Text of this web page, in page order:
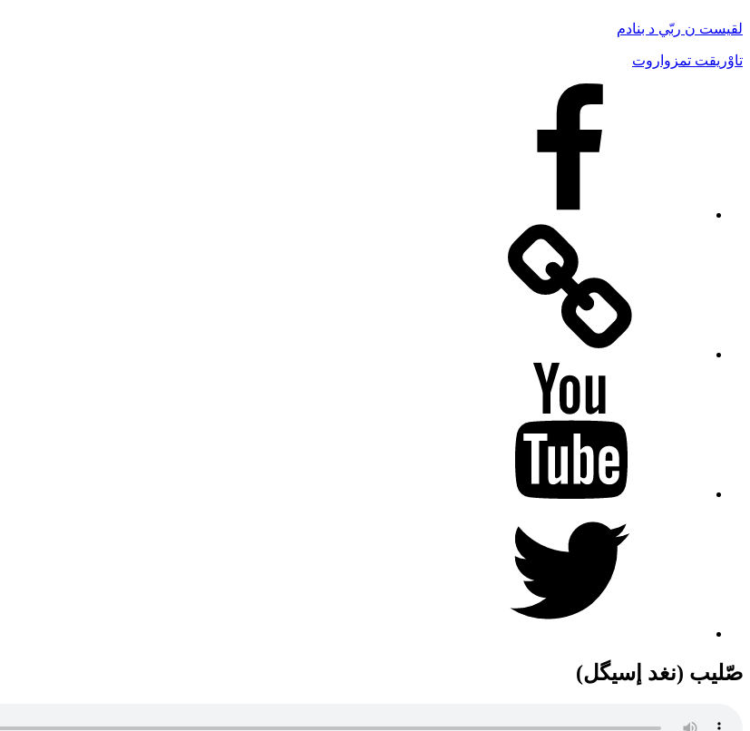
لقيست ن ربّي د بنادم
تاوْريقت تمزواروت
صّليب (نغد إسيگل)